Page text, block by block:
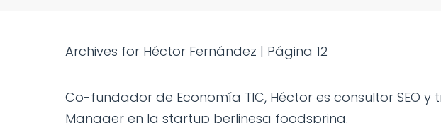
Archives for Héctor Fernández | Página 12
Co-fundador de Economía TIC, Héctor es consultor SEO
Manager en la startup berlinesa foodspring.